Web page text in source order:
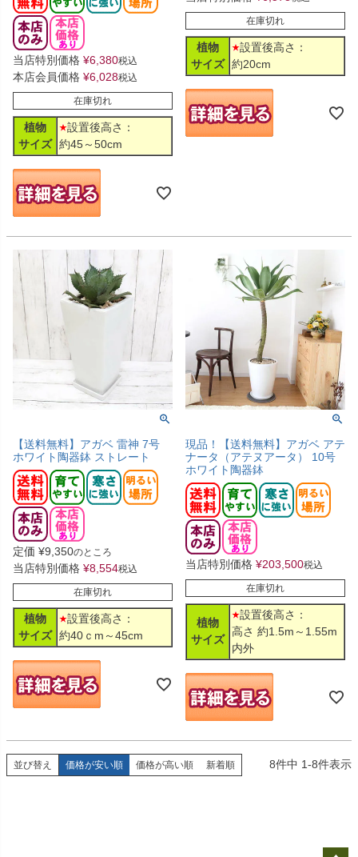
当店特別価格 ¥6,380税込
本店会員価格 ¥6,028税込
在庫切れ
植物
サイズ
設置後高さ：
約45～50cm
在庫切れ
植物
サイズ
設置後高さ：
約20cm
【送料無料】アガベ 雷神 7号
ホワイト陶器鉢 ストレート
定価 ¥9,350のところ
当店特別価格 ¥8,554税込
在庫切れ
植物
サイズ
設置後高さ：
約40ｃm～45cm
現品！【送料無料】アガベ アテ
ナータ（アテヌアータ） 10号
ホワイト陶器鉢
当店特別価格 ¥203,500税込
在庫切れ
植物
サイズ
設置後高さ：
高さ 約1.5m～1.55m
内外
並び替え 価格が安い順 価格が高い順 新着順 8件中 1-8件表示